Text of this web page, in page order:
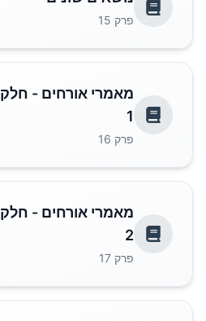
פרק 15
מאמרי אורחים - חלק
1
פרק 16
מאמרי אורחים - חלק
2
פרק 17